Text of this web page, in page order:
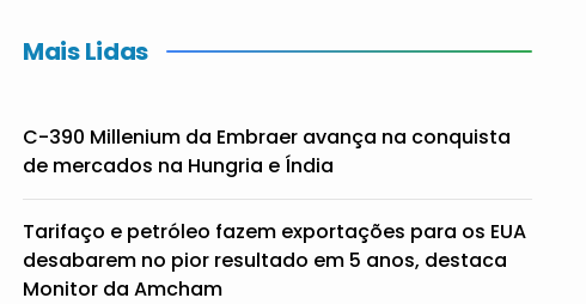
Mais Lidas
C-390 Millenium da Embraer avança na conquista
de mercados na Hungria e Índia
Tarifaço e petróleo fazem exportações para os EUA
desabarem no pior resultado em 5 anos, destaca
Monitor da Amcham